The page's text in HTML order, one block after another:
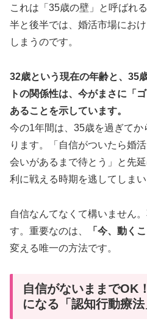
これは「35歳の壁」と呼ばれ
半と後半では、婚活市場にお
しまうのです。
32歳という現在の年齢と、35
トの関係性は、今がまさに「
あることを示しています。
今の1年間は、35歳を過ぎて
ります。「自信がついたら婚
会いがあるまで待とう」と先
利に戦える時期を逃してしまい
自信なんてなくて構いません
す。重要なのは、
「今、動くこ
変える唯一の方法です。
自信がないままでOK
になる「認知行動療